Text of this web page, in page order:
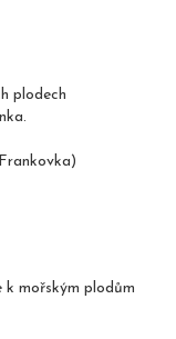
plodech
k mořským plodům